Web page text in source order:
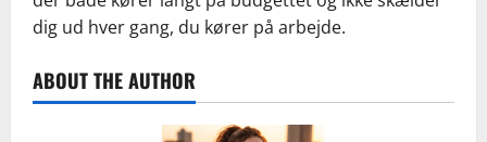
dig ud hver gang, du kører på arbejde.
ABOUT THE AUTHOR